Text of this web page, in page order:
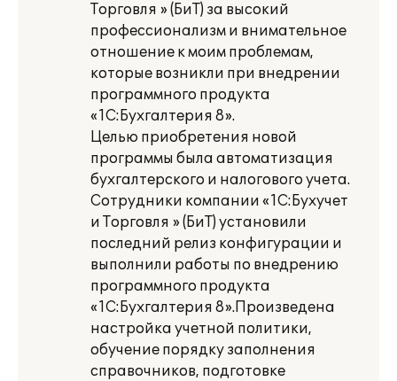
Торговля » (БиТ) за высокий
профессионализм и внимательное
отношение к моим проблемам,
которые возникли при внедрении
программного продукта
«1С:Бухгалтерия 8».
Целью приобретения новой
программы была автоматизация
бухгалтерского и налогового учета.
Сотрудники компании «1С:Бухучет
и Торговля » (БиТ) установили
последний релиз конфигурации и
выполнили работы по внедрению
программного продукта
«1С:Бухгалтерия 8».Произведена
настройка учетной политики,
обучение порядку заполнения
справочников, подготовке